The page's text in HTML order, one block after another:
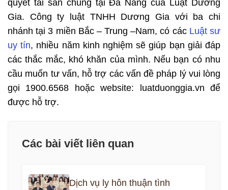
quyết tài sản chung tại Đà Nẵng của Luật Dương
Gia. Công ty luật TNHH Dương Gia với ba chi
nhánh tại 3 miền Bắc – Trung –Nam, có các Luật sư
uy tín, nhiều năm kinh nghiệm sẽ giúp bạn giải đáp
các thắc mắc, khó khăn của mình. Nếu bạn có nhu
cầu muốn tư vấn, hỗ trợ các vấn đề pháp lý vui lòng
gọi 1900.6568 hoặc website: luatduonggia.vn để
được hỗ trợ.
Các bài viết liên quan
Dịch vụ ly hôn thuận tình